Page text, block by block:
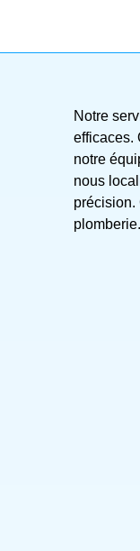
Notre
efficaces.
notre
nous
précision.